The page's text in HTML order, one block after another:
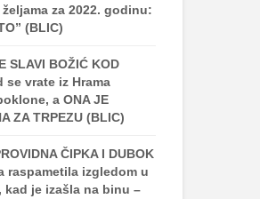
za 2022. godinu:
(BLIC)
SLAVI BOŽIĆ KOD
se vrate iz Hrama
a ONA JE
ZA TRPEZU (BLIC)
ČIPKA I DUBOK
raspametila izgledom u
kad je izašla na binu –